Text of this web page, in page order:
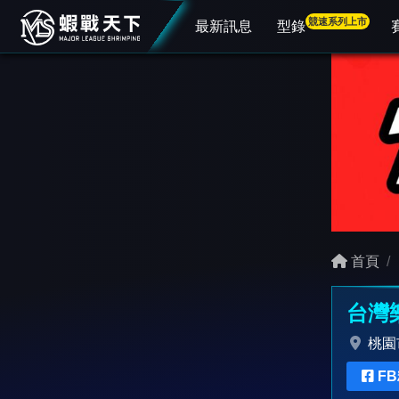
最新訊息 型錄競速系列上市
首頁
台灣
桃